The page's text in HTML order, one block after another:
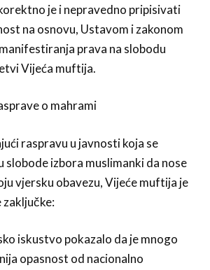
je i nepravedno pripisivati
na osnovu, Ustavom i zakonom
prava na slobodu
Vijeća muftija.
o mahrami
raspravu u javnosti koja se
slobode izbora muslimanki da nose
vjersku obavezu, Vijeće muftija je
zaključke:
iskustvo pokazalo da je mnogo
opasnost od nacionalno